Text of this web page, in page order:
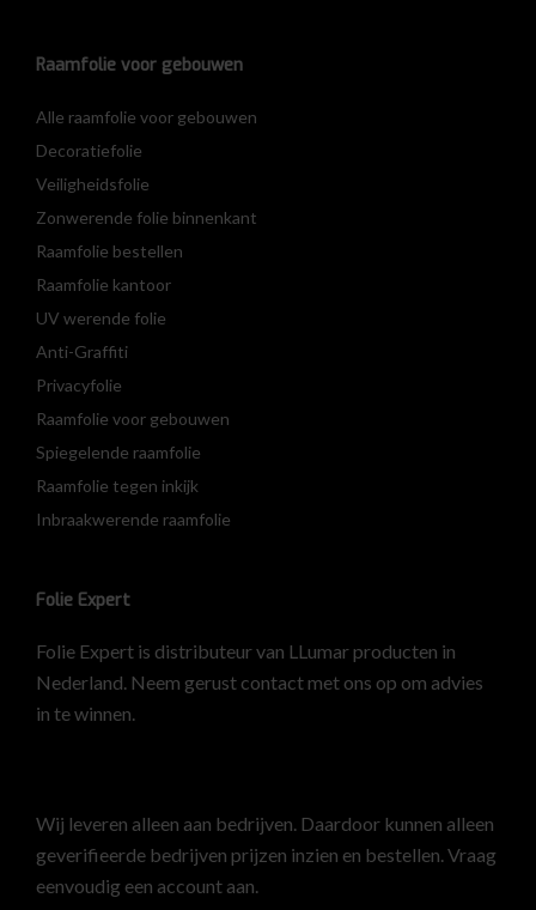
Raamfolie voor gebouwen
Alle raamfolie voor gebouwen
Decoratiefolie
Veiligheidsfolie
Zonwerende folie binnenkant
Raamfolie bestellen
Raamfolie kantoor
UV werende folie
Anti-Graffiti
Privacyfolie
Raamfolie voor gebouwen
Spiegelende raamfolie
Raamfolie tegen inkijk
Inbraakwerende raamfolie
Folie Expert
Folie Expert is distributeur van LLumar producten in
Nederland. Neem gerust contact met ons op om advies
in te winnen.
Wij leveren alleen aan bedrijven. Daardoor kunnen alleen
geverifieerde bedrijven prijzen inzien en bestellen.Vraag
eenvoudig een account aan.